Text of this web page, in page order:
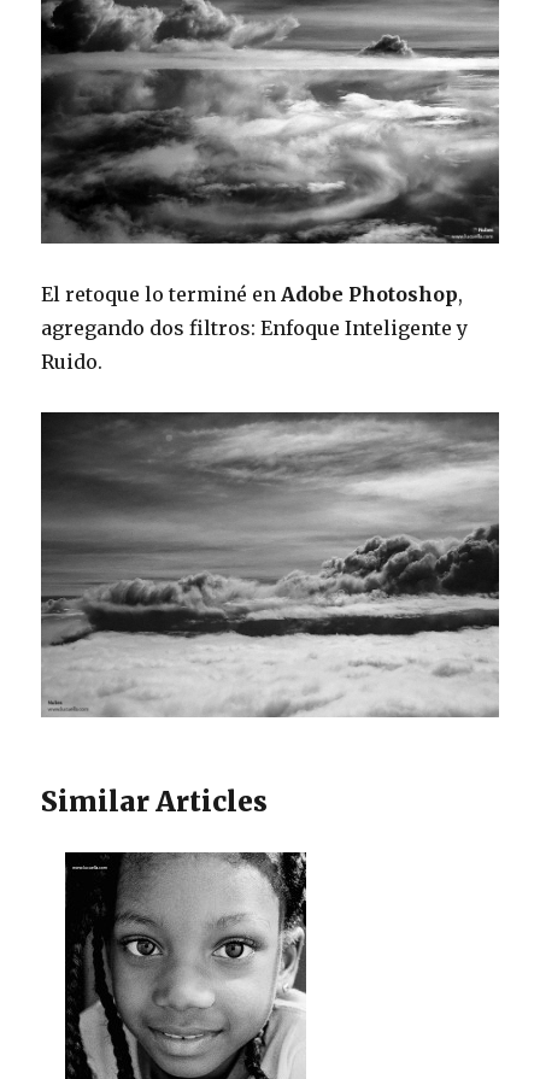
El retoque lo terminé enAdobe Photoshop,
agregando dos filtros: Enfoque Inteligente y
Ruido.
Similar Articles